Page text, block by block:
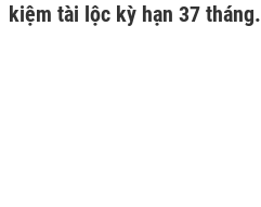
kiệm tài lộc kỳ hạn 37 tháng.